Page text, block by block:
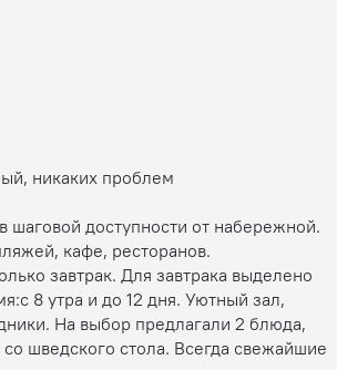
никаких проблем
шаговой доступности от набережной.
кафе, ресторанов.
завтрак. Для завтрака выделено
8 утра и до 12 дня. Уютный зал,
На выбор предлагали 2 блюда,
со шведского стола. Всегда свежайшие